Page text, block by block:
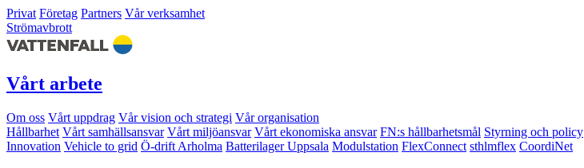
Privat Företag Partners Vår verksamhet
Strömavbrott
Vårt arbete
Om oss Vårt uppdrag Vår vision och strategi Vår organisation
Hållbarhet Vårt samhällsansvar Vårt miljöansvar Vårt ekonomiska ansvar FN:s hållbarhetsmål Styrning och policy
Innovation Vehicle to grid Ö-drift Arholma Batterilager Uppsala Modulstation FlexConnect sthlmflex CoordiNet